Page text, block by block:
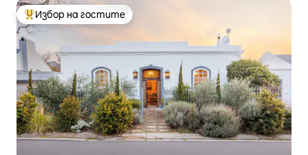
Най-популярен избор на гостите
Избор на гостите